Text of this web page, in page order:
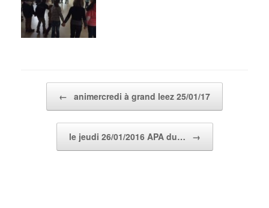
← animercredi à grand leez 25/01/17
le jeudi 26/01/2016 APA du… →